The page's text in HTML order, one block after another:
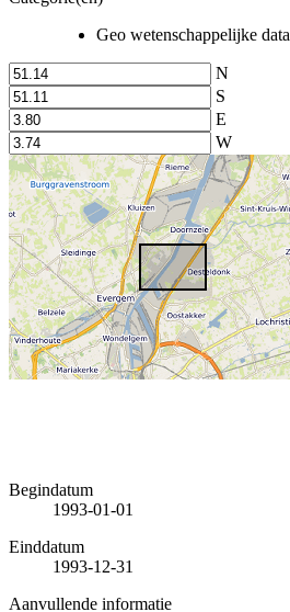
Geo wetenschappelijke data
N
S
E
W
Begindatum
1993-01-01
Einddatum
1993-12-31
Aanvullende informatie